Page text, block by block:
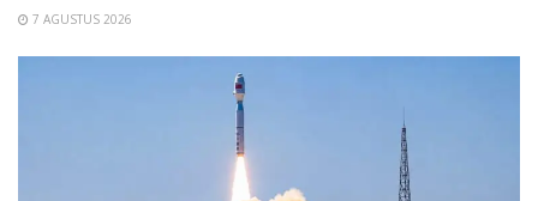
7 AGUSTUS 2026